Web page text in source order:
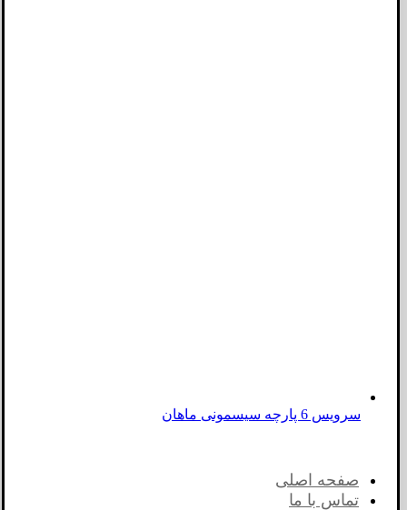
سرویس 6 پارچه سیسمونی ماهان
صفحه اصلی
تماس با ما